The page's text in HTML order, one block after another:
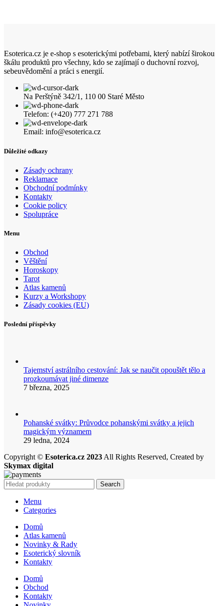
Esoterica.cz je e-shop s esoterickými potřebami, který nabízí širokou
škálu produktů pro všechny, kdo se zajímají o duchovní rozvoj,
sebeuvědomění a práci s energií.
Na Perštýně 342/1, 110 00 Staré Město
Telefon: (+420) 777 271 788
Email: info@esoterica.cz
Důležité odkazy
Zásady ochrany
Reklamace
Obchodní podmínky
Kontakty
Cookie policy
Spolupráce
Menu
Obchod
Věštění
Horoskopy
Tarot
Atlas kamenů
Kurzy a Workshopy
Zásady cookies (EU)
Poslední příspěvky
Tajemství astrálního cestování: Jak se naučit opouštět tělo a
prozkoumávat jiné dimenze
7 března, 2025
Pohanské svátky: Průvodce pohanskými svátky a jejich
magickým významem
29 ledna, 2024
Copyright © Esoterica.cz 2023 All Rights Reserved, Created by
Skymax digital
Search
Menu
Categories
Domů
Atlas kamenů
Novinky & Rady
Esoterický slovník
Kontakty
Domů
Obchod
Kontakty